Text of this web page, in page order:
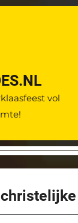
vol
christelijke